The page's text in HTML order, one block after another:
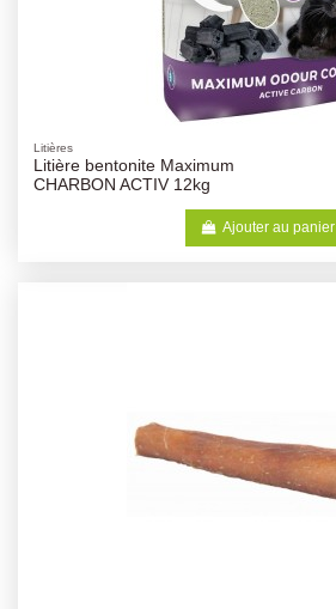
Litières
Litière bentonite Maximum
CHARBON ACTIV 12kg
Ajouter au panier